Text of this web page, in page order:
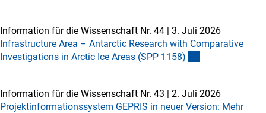
Information für die Wissenschaft Nr. 44 | 3. Juli 2026
Infrastructure Area – Antarctic Research with Comparative
Investigations in Arctic Ice Areas (SPP 1158)
Information für die Wissenschaft Nr. 43 | 2. Juli 2026
Projektinformationssystem GEPRIS in neuer Version: Mehr